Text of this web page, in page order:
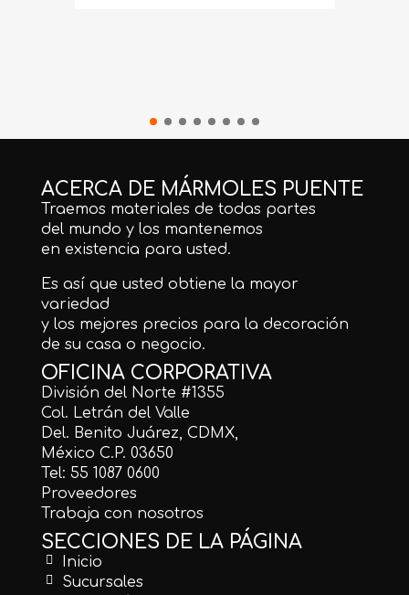
ACERCA DE MÁRMOLES PUENTE
Traemos materiales de todas partes
del mundo y los mantenemos
en existencia para usted.
Es así que usted obtiene la mayor
variedad
y los mejores precios para la decoración
de su casa o negocio.
OFICINA CORPORATIVA
División del Norte #1355
Col. Letrán del Valle
Del. Benito Juárez, CDMX,
México C.P. 03650
Tel: 55 1087 0600
Proveedores
Trabaja con nosotros
SECCIONES DE LA PÁGINA
Inicio
Sucursales